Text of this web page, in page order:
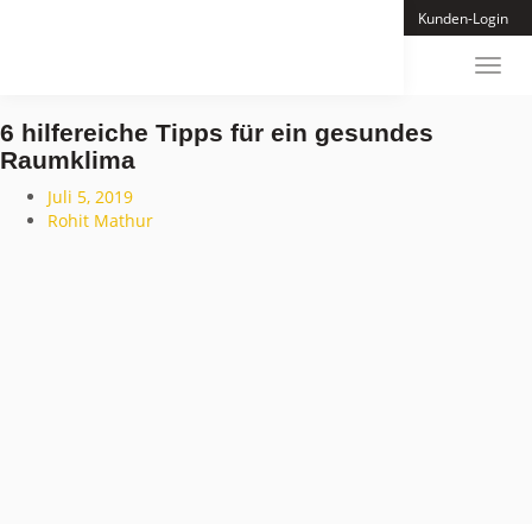
Kunden-Login
6 hilfereiche Tipps für ein gesundes
Raumklima
Juli 5, 2019
Rohit Mathur